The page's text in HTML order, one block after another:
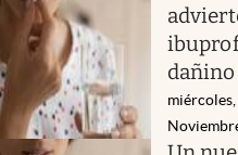
dañino